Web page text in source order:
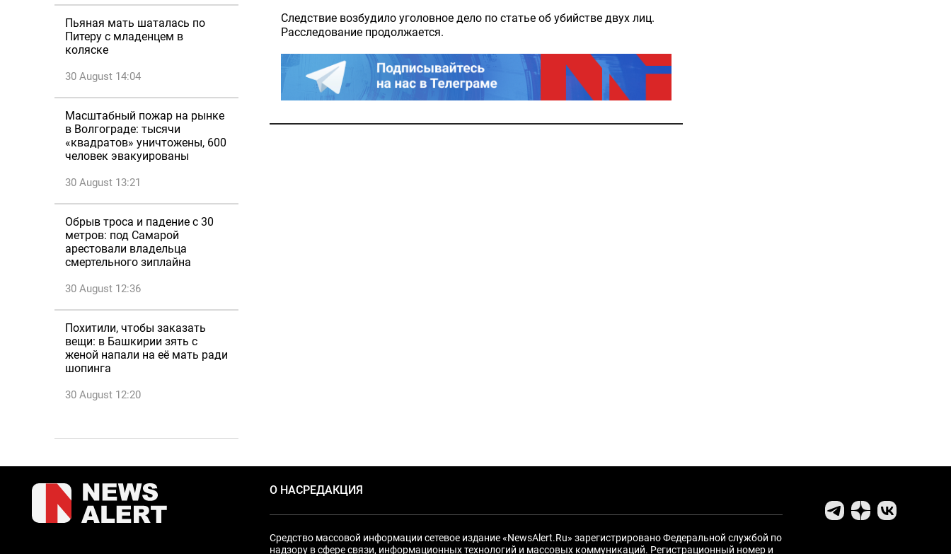
Пьяная мать шаталась по
Питеру с младенцем в
коляске
30 August 14:04
Масштабный пожар на рынке
в Волгограде: тысячи
«квадратов» уничтожены, 600
человек эвакуированы
30 August 13:21
Обрыв троса и падение с 30
метров: под Самарой
арестовали владельца
смертельного зиплайна
30 August 12:36
Похитили, чтобы заказать
вещи: в Башкирии зять с
женой напали на её мать ради
шопинга
30 August 12:20
Следствие возбудило уголовное дело по статье об убийстве двух лиц.
Расследование продолжается.
О НАСРЕДАКЦИЯ
Средство массовой информации сетевое издание «NewsAlert.Ru» зарегистрировано Федеральной службой по
надзору в сфере связи, информационных технологий и массовых коммуникаций. Регистрационный номер и